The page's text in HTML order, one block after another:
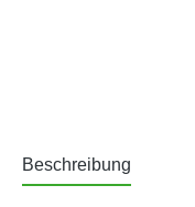
Beschreibung